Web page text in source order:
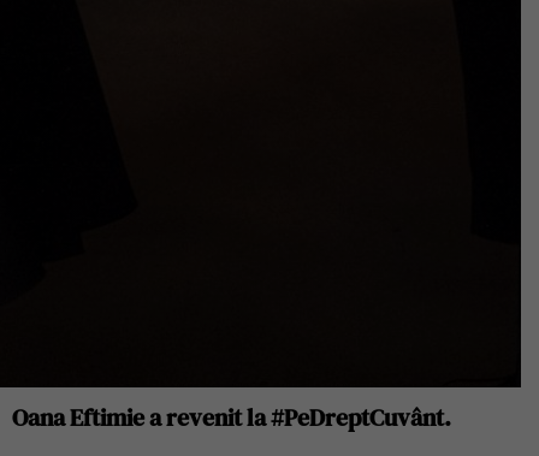
Oana Eftimie a revenit la #PeDreptCuvânt.